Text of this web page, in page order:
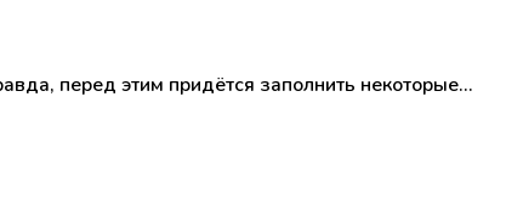
перед этим придётся заполнить некоторые…